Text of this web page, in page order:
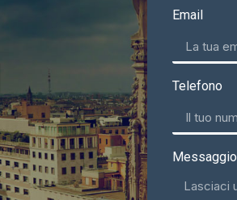
Email
Telefono
Messaggio